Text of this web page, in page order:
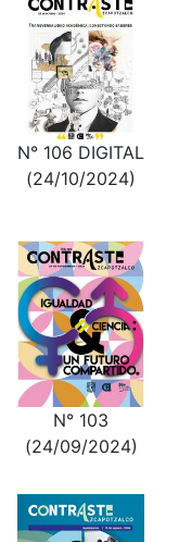
N° 106 DIGITAL
(24/10/2024)
N° 103
(24/09/2024)